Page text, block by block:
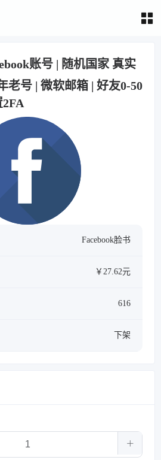
账号 | 随机国家 真实
老号 | 微软邮箱 | 好友0-50
2FA
Facebook脸书
￥27.62元
616
下架